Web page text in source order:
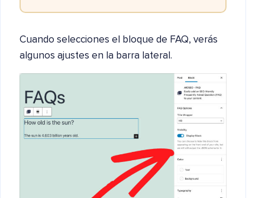
Cuando selecciones el bloque de FAQ, verás
algunos ajustes en la barra lateral.